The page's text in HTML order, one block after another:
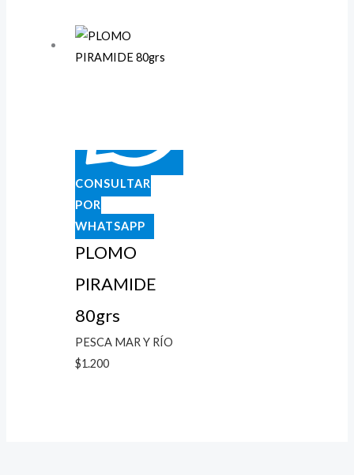
CONSULTAR
POR
WHATSAPP
PLOMO
PIRAMIDE
80grs
PESCA MAR Y RÍO
$1.200